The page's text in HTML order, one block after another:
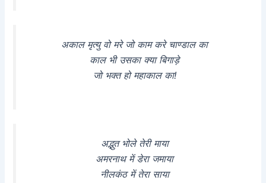
अकाल मृत्यु वो मरे जो काम करे चाण्डाल का
काल भी उसका क्या बिगाड़े
जो भक्त हो महाकाल का!
अद्भुत भोले तेरी माया
अमरनाथ में डेरा जमाया
नीलकंठ में तेरा साया